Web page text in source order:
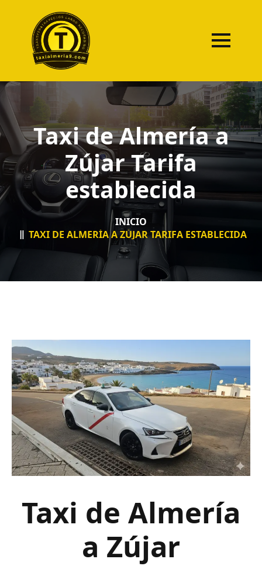
Taxi de Almería a
Zújar Tarifa
establecida
INICIO
TAXI DE ALMERÍA A ZÚJAR TARIFA ESTABLECIDA
Taxi de Almería
a Zújar